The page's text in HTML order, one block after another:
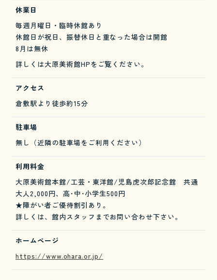
休業日
毎週月曜日・臨時休館あり
休館日が祝日、振替休日と重なった場合は開館
8月は無休
詳しくは大原美術館HPをご覧ください。
アクセス
倉敷駅より徒歩約15分
駐車場
無し（近隣の駐車場をご利用ください）
利用料金
大原美術館本館/工芸・東洋館/児島虎次郎記念館 共通
大人2,000円、高･中･小学生500円
★障がい者ご優待割引あり。
詳しくは、館内スタッフまでお問い合わせ下さい。
ホームページ
https://www.ohara.or.jp/